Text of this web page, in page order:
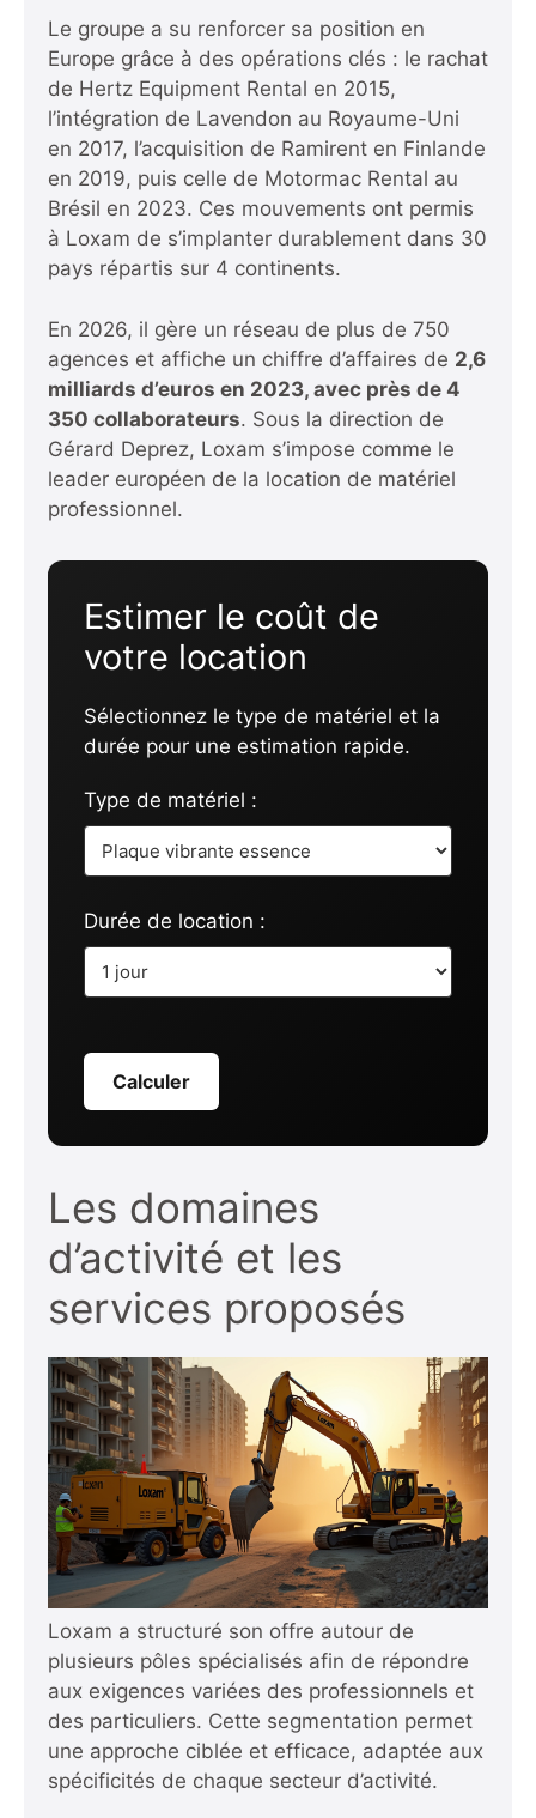
Le groupe a su renforcer sa position en
Europe grâce à des opérations clés : le rachat
de Hertz Equipment Rental en 2015,
l’intégration de Lavendon au Royaume-Uni
en 2017, l’acquisition de Ramirent en Finlande
en 2019, puis celle de Motormac Rental au
Brésil en 2023. Ces mouvements ont permis
à Loxam de s’implanter durablement dans 30
pays répartis sur 4 continents.
En 2026, il gère un réseau de plus de 750
agences et affiche un chiffre d’affaires de 2,6
milliards d’euros en 2023, avec près de 4
350 collaborateurs. Sous la direction de
Gérard Deprez, Loxam s’impose comme le
leader européen de la location de matériel
professionnel.
Estimer le coût de
votre location
Sélectionnez le type de matériel et la
durée pour une estimation rapide.
Type de matériel :
Durée de location :
Calculer
Les domaines
d’activité et les
services proposés
Loxam a structuré son offre autour de
plusieurs pôles spécialisés afin de répondre
aux exigences variées des professionnels et
des particuliers. Cette segmentation permet
une approche ciblée et efficace, adaptée aux
spécificités de chaque secteur d’activité.